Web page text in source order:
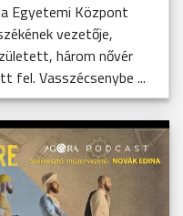
Egyetemi Központ
vezetője,
három nővér
fel. Vasszécsenybe ...